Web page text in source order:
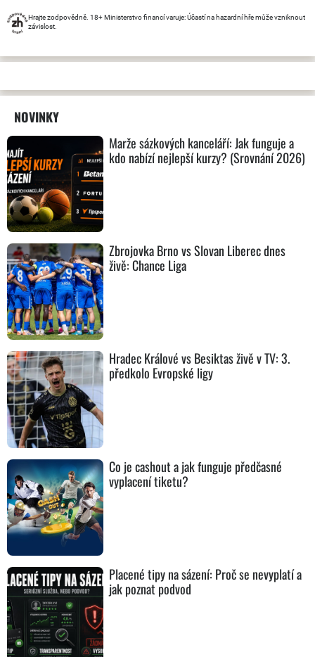
Hrajte zodpovědně. 18+ Ministerstvo financí varuje: Účastí na hazardní hře může vzniknout
závislost.
NOVINKY
Marže sázkových kanceláří: Jak funguje a
kdo nabízí nejlepší kurzy? (Srovnání 2026)
Zbrojovka Brno vs Slovan Liberec dnes
živě: Chance Liga
Hradec Králové vs Besiktas živě v TV: 3.
předkolo Evropské ligy
Co je cashout a jak funguje předčasné
vyplacení tiketu?
Placené tipy na sázení: Proč se nevyplatí a
jak poznat podvod